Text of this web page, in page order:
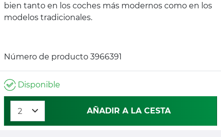
bien tanto en los coches más modernos como en los
modelos tradicionales.
Número de producto 3966391
Disponible
AÑADIR A LA CESTA